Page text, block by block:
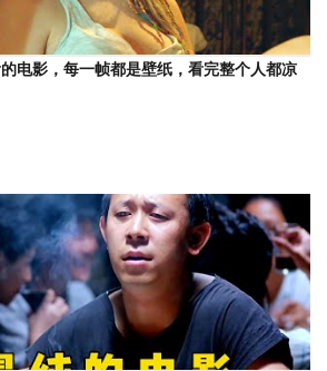
电影，每一帧都是壁纸，看完整个人都凉